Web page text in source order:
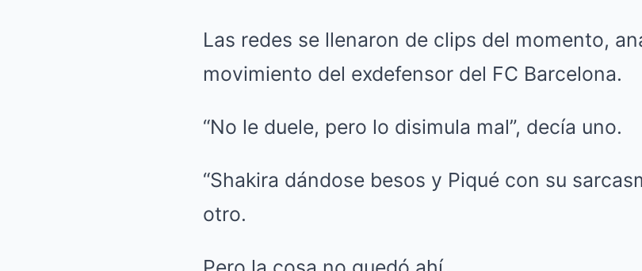
Las redes se llenaron de clips del momento,
movimiento del exdefensor del FC Barcelona.
“No le duele, pero lo disimula mal”, decía uno.
“Shakira dándose besos y Piqué con su
otro.